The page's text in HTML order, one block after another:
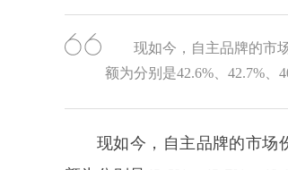
现如今，自主品牌的市
额为分别是42.6%、42.7%、
现如今，自主品牌的市场